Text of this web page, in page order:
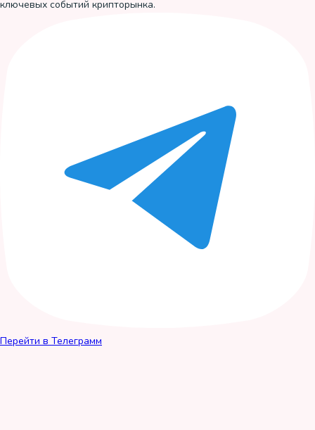
ключевых событий крипторынка.
Перейти в Телеграмм